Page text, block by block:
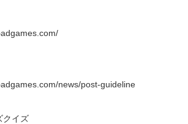
news/post-guideline
クイズ